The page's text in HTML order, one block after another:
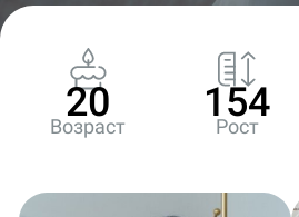
20
Возраст
154
Рост